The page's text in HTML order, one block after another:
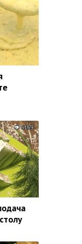
6169